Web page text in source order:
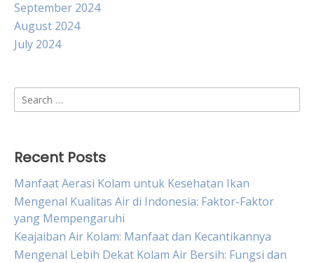
September 2024
August 2024
July 2024
Search
for:
Recent Posts
Manfaat Aerasi Kolam untuk Kesehatan Ikan
Mengenal Kualitas Air di Indonesia: Faktor-Faktor
yang Mempengaruhi
Keajaiban Air Kolam: Manfaat dan Kecantikannya
Mengenal Lebih Dekat Kolam Air Bersih: Fungsi dan